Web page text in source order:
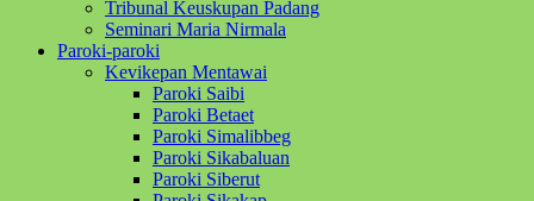
Tribunal Keuskupan Padang
Seminari Maria Nirmala
Paroki-paroki
Kevikepan Mentawai
Paroki Saibi
Paroki Betaet
Paroki Simalibbeg
Paroki Sikabaluan
Paroki Siberut